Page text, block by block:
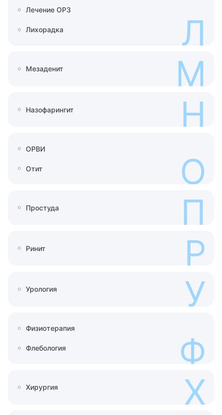
Лечение ОРЗ
Лихорадка Л
Мезаденит М
Назофарингит Н
ОРВИ
Отит О
Простуда П
Ринит Р
Урология У
Физиотерапия
Флебология Ф
Хирургия Х